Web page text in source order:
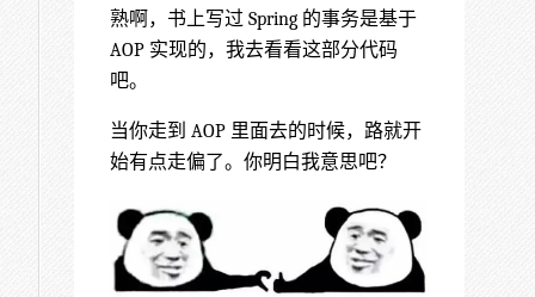
熟啊，书上写过 Spring 的事务是基于
AOP 实现的，我去看看这部分代码
吧。
当你走到 AOP 里面去的时候，路就开
始有点走偏了。你明白我意思吧？